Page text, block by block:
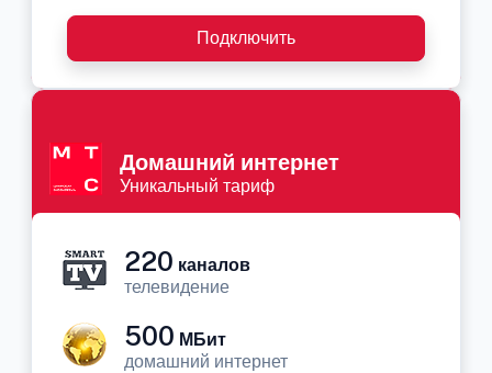
Подключить
Домашний интернет
Уникальный тариф
220 каналов
телевидение
500 МБит
домашний интернет